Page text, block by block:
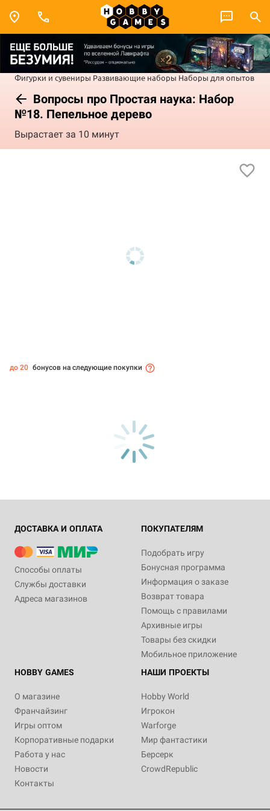
Фигурки и сувениры Развивающие наборы Наборы для опытов
Вопросы про Простая наука: Набор
№18. Пепельное дерево
Вырастает за 10 минут
до 20 бонусов на следующие покупки
ДОСТАВКА И ОПЛАТА
Способы оплаты
Службы доставки
Адреса магазинов
ПОКУПАТЕЛЯМ
Подобрать игру
Бонусная программа
Информация о заказе
Возврат товара
Помощь с правилами
Архивные игры
Товары без скидки
Мобильное приложение
HOBBY GAMES
О магазине
Франчайзинг
Игры оптом
Корпоративные подарки
Работа у нас
Новости
Контакты
НАШИ ПРОЕКТЫ
Hobby World
Игрокон
Warforge
Мир фантастики
Берсерк
CrowdRepublic